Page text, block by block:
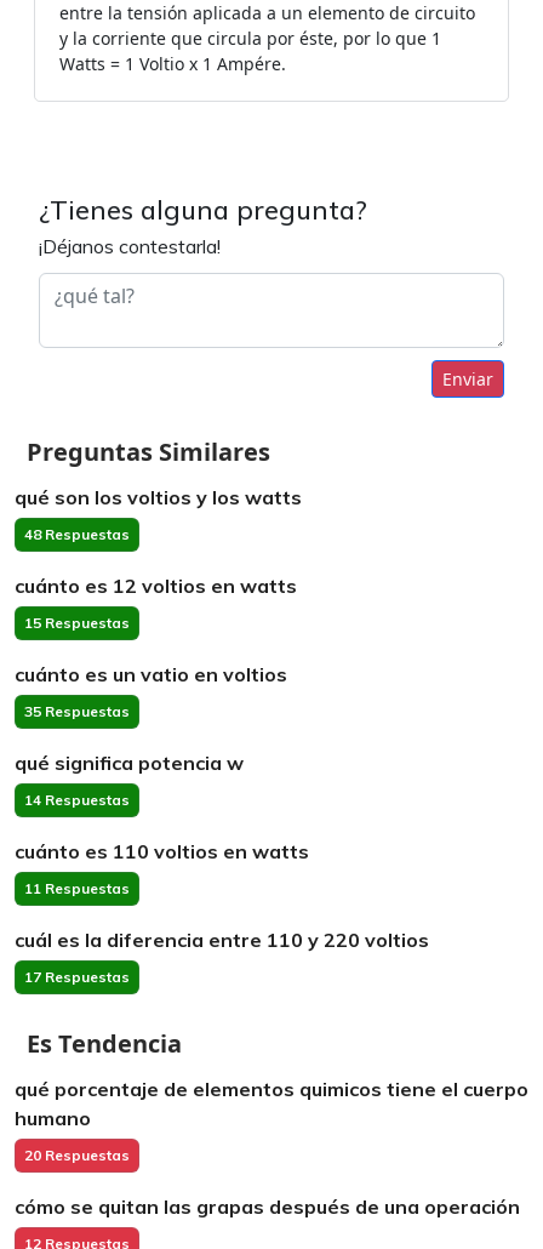
entre la tensión aplicada a un elemento de circuito
y la corriente que circula por éste, por lo que 1
Watts = 1 Voltio x 1 Ampére.
¿Tienes alguna pregunta?
¡Déjanos contestarla!
Enviar
Preguntas Similares
qué son los voltios y los watts
48 Respuestas
cuánto es 12 voltios en watts
15 Respuestas
cuánto es un vatio en voltios
35 Respuestas
qué significa potencia w
14 Respuestas
cuánto es 110 voltios en watts
11 Respuestas
cuál es la diferencia entre 110 y 220 voltios
17 Respuestas
Es Tendencia
qué porcentaje de elementos quimicos tiene el cuerpo
humano
20 Respuestas
cómo se quitan las grapas después de una operación
12 Respuestas